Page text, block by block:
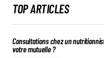
TOP ARTICLES
Consultations chez un
votre mutuelle ?